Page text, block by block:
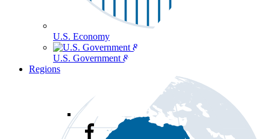
U.S. Economy
U.S. Government & Politics
Regions